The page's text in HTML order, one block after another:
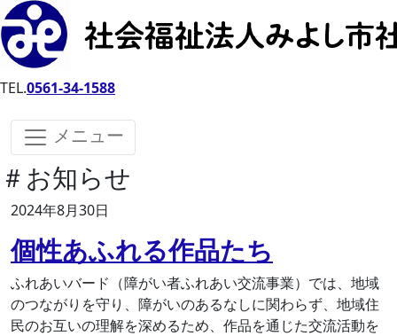
TEL.0561-34-1588
メニュー
＃お知らせ
2024年8月30日
個性あふれる作品たち
ふれあいバード（障がい者ふれあい交流事業）では、地域
のつながりを守り、障がいのあるなしに関わらず、地域住
民のお互いの理解を深めるため、作品を通じた交流活動を